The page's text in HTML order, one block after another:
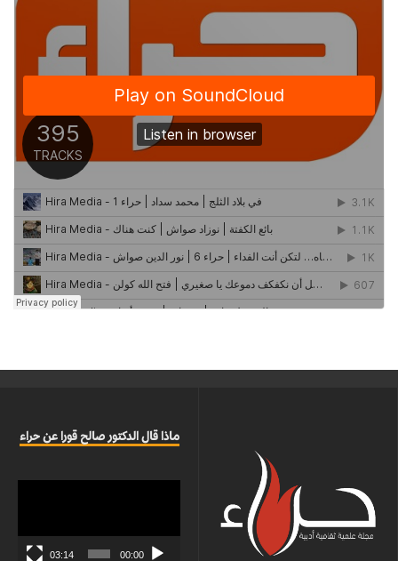
ماذا قال الدكتور صالح قورا عن حراء
00:00
03:14